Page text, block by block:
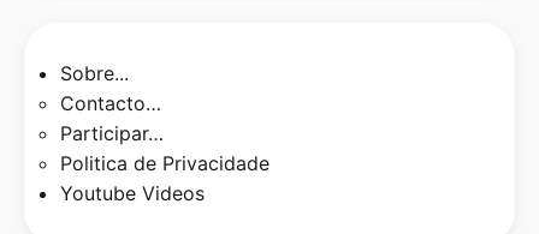
Sobre...
Contacto…
Participar…
Politica de Privacidade
Youtube Videos